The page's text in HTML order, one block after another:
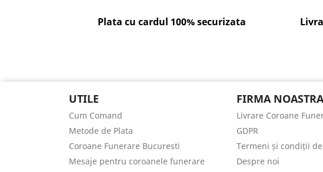
Plata cu cardul 100% securizata
UTILE
Cum Comand
Metode de Plata
Coroane Funerare Bucuresti
Mesaje pentru coroanele funerare
FIRMA NOASTRA
Livrare Coroane
GDPR
Termeni și condiții
Despre noi